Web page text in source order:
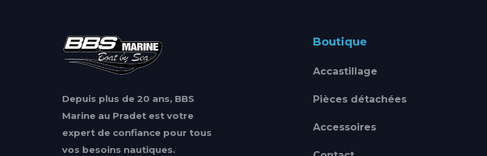
Depuis plus de 20 ans, BBS
Marine au Pradet est votre
expert de confiance pour tous
vos besoins nautiques.
Boutique
Accastillage
Pièces détachées
Accessoires